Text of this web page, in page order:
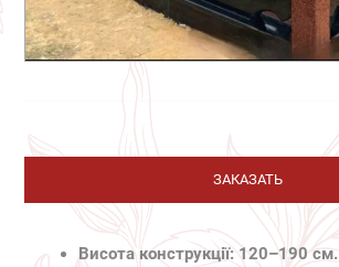
ЗАКАЗАТЬ
Висота конструкції: 120–190 см.